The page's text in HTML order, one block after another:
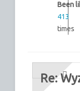
Been
413
times
Re: